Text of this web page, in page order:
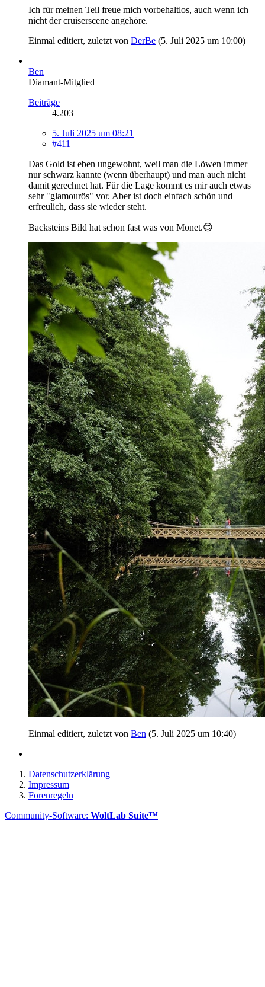
Ich für meinen Teil freue mich vorbehaltlos, auch wenn ich
nicht der cruiserscene angehöre.
Einmal editiert, zuletzt von DerBe (5. Juli 2025 um 10:00)
Ben
Diamant-Mitglied
Beiträge
4.203
5. Juli 2025 um 08:21
#411
Das Gold ist eben ungewohnt, weil man die Löwen immer
nur schwarz kannte (wenn überhaupt) und man auch nicht
damit gerechnet hat. Für die Lage kommt es mir auch etwas
sehr "glamourös" vor. Aber ist doch einfach schön und
erfreulich, dass sie wieder steht.
Backsteins Bild hat schon fast was von Monet.😊
Einmal editiert, zuletzt von Ben (5. Juli 2025 um 10:40)
Datenschutzerklärung
Impressum
Forenregeln
Community-Software: WoltLab Suite™